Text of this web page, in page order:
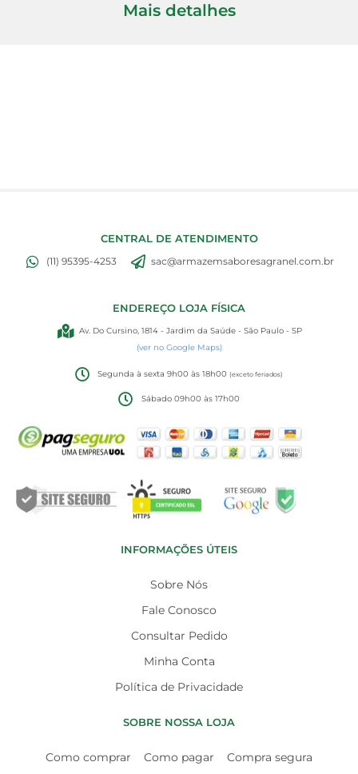
Mais detalhes
CENTRAL DE ATENDIMENTO
(11) 95395-4253 sac@armazemsaboresagranel.com.br
ENDEREÇO LOJA FÍSICA
Av. Do Cursino, 1814 - Jardim da Saúde - São Paulo - SP
(ver no Google Maps)
Segunda à sexta 9h00 às 18h00(exceto feriados)
Sábado 09h00 às 17h00
INFORMAÇÕES ÚTEIS
Sobre Nós
Fale Conosco
Consultar Pedido
Minha Conta
Política de Privacidade
SOBRE NOSSA LOJA
Como comprar Como pagar Compra segura